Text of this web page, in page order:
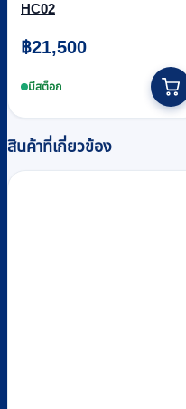
HC02
฿21,500
มีสต็อก
สินค้าที่เกี่ยวข้อง